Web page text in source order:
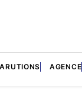
AGENCE